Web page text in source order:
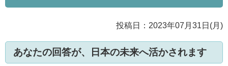
投稿日：2023年07月31日(月)
あなたの回答が、日本の未来へ活かされます